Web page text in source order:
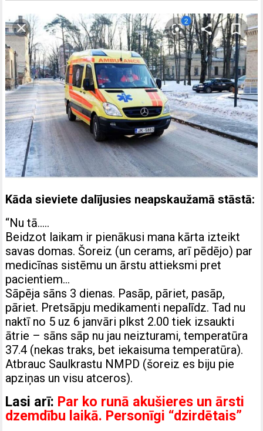
Kāda sieviete dalījusies neapskaužamā stāstā:
“Nu tā…..
Beidzot laikam ir pienākusi mana kārta izteikt
savas domas. Šoreiz (un cerams, arī pēdējo) par
medicīnas sistēmu un ārstu attieksmi pret
pacientiem…
Sāpēja sāns 3 dienas. Pasāp, pāriet, pasāp,
pāriet. Pretsāpju medikamenti nepalīdz. Tad nu
naktī no 5 uz 6 janvāri plkst 2.00 tiek izsaukti
ātrie – sāns sāp nu jau neizturami, temperatūra
37.4 (nekas traks, bet iekaisuma temperatūra).
Atbrauc Saulkrastu NMPD (šoreiz es biju pie
apziņas un visu atceros).
Lasi arī: Par ko runā akušieres un ārsti
dzemdību laikā. Personīgi “dzirdētais”